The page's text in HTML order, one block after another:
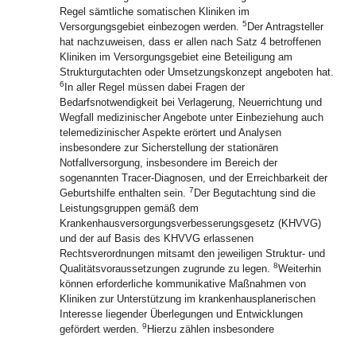
Regel sämtliche somatischen Kliniken im
Versorgungsgebiet einbezogen werden. 5 Der Antragsteller
hat nachzuweisen, dass er allen nach Satz 4 betroffenen
Kliniken im Versorgungsgebiet eine Beteiligung am
Strukturgutachten oder Umsetzungskonzept angeboten hat.
6 In aller Regel müssen dabei Fragen der
Bedarfsnotwendigkeit bei Verlagerung, Neuerrichtung und
Wegfall medizinischer Angebote unter Einbeziehung auch
telemedizinischer Aspekte erörtert und Analysen
insbesondere zur Sicherstellung der stationären
Notfallversorgung, insbesondere im Bereich der
sogenannten Tracer-Diagnosen, und der Erreichbarkeit der
Geburtshilfe enthalten sein. 7 Der Begutachtung sind die
Leistungsgruppen gemäß dem
Krankenhausversorgungsverbesserungsgesetz (KHVVG)
und der auf Basis des KHVVG erlassenen
Rechtsverordnungen mitsamt den jeweiligen Struktur- und
Qualitätsvoraussetzungen zugrunde zu legen. 8Weiterhin
können erforderliche kommunikative Maßnahmen von
Kliniken zur Unterstützung im krankenhausplanerischen
Interesse liegender Überlegungen und Entwicklungen
gefördert werden. 9 Hierzu zählen insbesondere